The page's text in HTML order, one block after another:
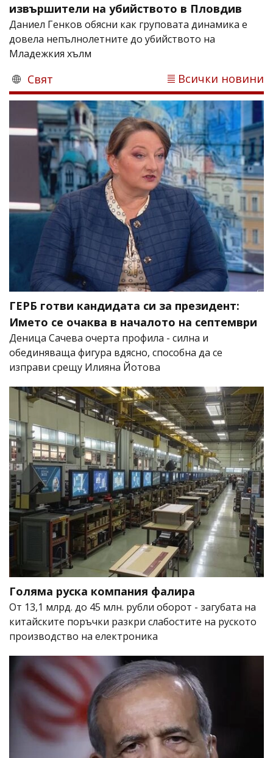
извършители на убийството в Пловдив
Даниел Генков обясни как груповата динамика е
довела непълнолетните до убийството на
Младежкия хълм
Свят Всички новини
ГЕРБ готви кандидата си за президент:
Името се очаква в началото на септември
Деница Сачева очерта профила - силна и
обединяваща фигура вдясно, способна да се
изправи срещу Илияна Йотова
Голяма руска компания фалира
От 13,1 млрд. до 45 млн. рубли оборот - загубата на
китайските поръчки разкри слабостите на руското
производство на електроника